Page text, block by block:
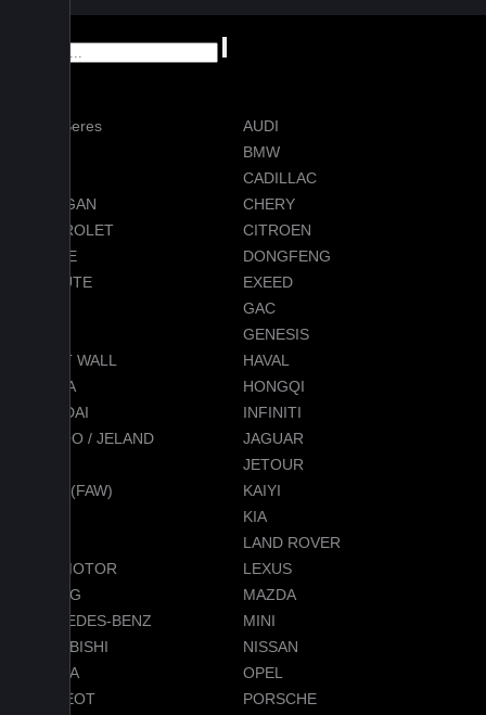
AITO Seres
AUDI
BMW
CADILLAC
CHANGAN
CHERY
CHEVROLET
CITROEN
DODGE
DONGFENG
EVOLUTE
EXEED
GAC
GENESIS
GREAT WALL
HAVAL
HONDA
HONGQI
HYUNDAI
INFINITI
JAECOO / JELAND
JAGUAR
JETOUR
JETTA (FAW)
KAIYI
KIA
LAND ROVER
LEAPMOTOR
LEXUS
LIXIANG
MAZDA
MERCEDES-BENZ
MINI
MITSUBISHI
NISSAN
OMODA
OPEL
PEUGEOT
PORSCHE